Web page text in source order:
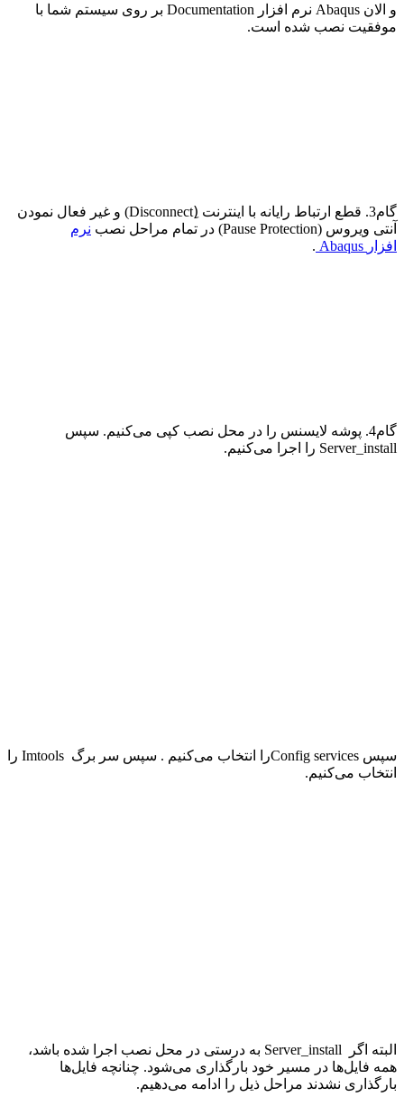
و الان Documentation نرم افزار Abaqus
بر روی سیستم شما با
موفقیت نصب شده است.
گام3. قطع ارتباط رایانه با اینترنت (ِDisconnect)
و غیر فعال نمودن
آنتی ویروس (Pause Protection) در تمام مراحل نصب نرم
افزار Abaqus
.
گام4. پوشه لایسنس را در محل نصب کپی می‌کنیم. سپس
Server_install را اجرا می‌کنیم.
سپس Imtools را انتخاب می‌کنیم . سپس سر برگConfig services
را
انتخاب می‌کنیم.
البته اگر Server_install به درستی در محل نصب اجرا شده باشد،
همه فایل‌ها در مسیر خود بارگذاری می‌شود. چنانچه فایل‌ها
بارگذاری نشدند مراحل ذیل را ادامه می‌دهیم.